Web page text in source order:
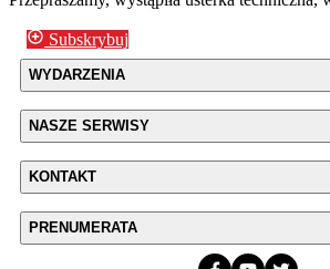
Subskrybuj
WYDARZENIA
NASZE SERWISY
KONTAKT
PRENUMERATA